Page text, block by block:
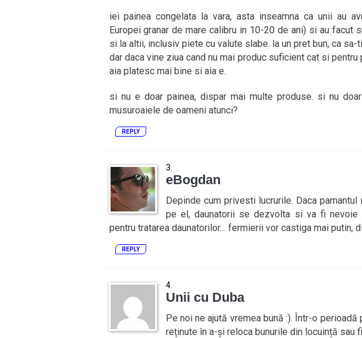
iei painea congelata la vara, asta inseamna ca unii au
Europei granar de mare calibru in 10-20 de ani) si au facut
si la altii, inclusiv piete cu valute slabe. la un pret bun, ca sa-
dar daca vine ziua cand nu mai produc suficient cat si
aia platesc mai bine si aia e.
si nu e doar painea, dispar mai multe produse. si nu
musuroaiele de oameni atunci?
REPLY
eBogdan
Depinde cum privesti lucrurile. Daca
pe el, daunatorii se dezvolta si va fi nevoie
pentru tratarea daunatorilor… fermierii vor castiga mai putin,
REPLY
Unii cu Duba
Pe noi ne ajută vremea bună :). Într-o
reținute în a-și reloca bunurile din locuință sau